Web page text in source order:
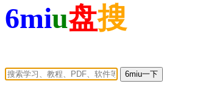
6miu盘搜
6miu一下